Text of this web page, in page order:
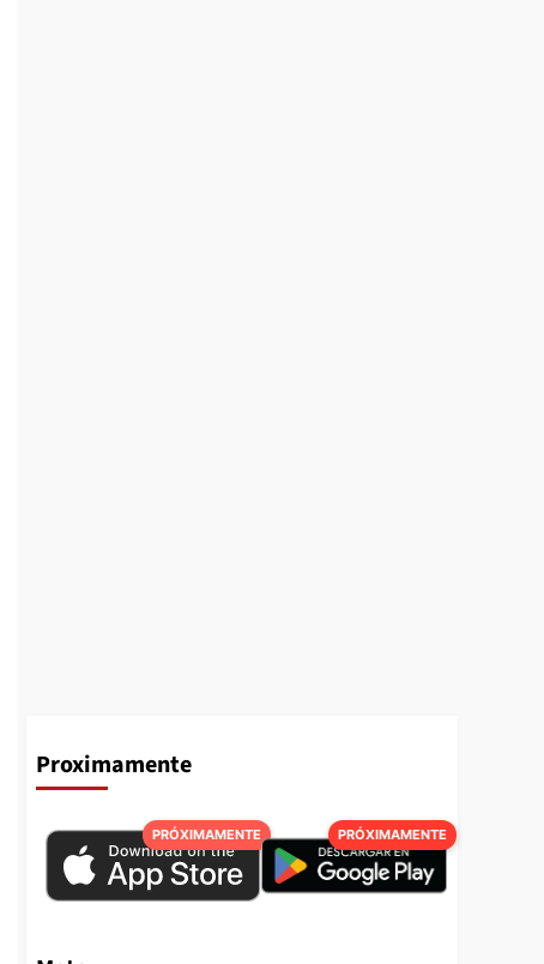
Proximamente
PRÓXIMAMENTE PRÓXIMAMENTE